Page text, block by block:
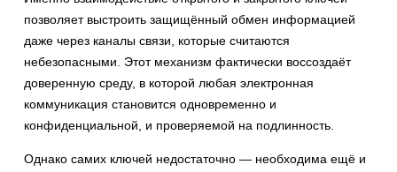
позволяет выстроить защищённый обмен информацией
даже через каналы связи, которые считаются
небезопасными. Этот механизм фактически воссоздаёт
доверенную среду, в которой любая электронная
коммуникация становится одновременно и
конфиденциальной, и проверяемой на подлинность.
Однако самих ключей недостаточно — необходима ещё и